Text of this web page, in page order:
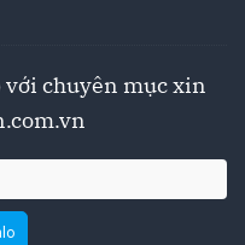
với chuyên mục xin